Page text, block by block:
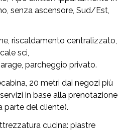
senza ascensore, Sud/Est,
riscaldamento centralizzato,
sci,
parcheggio privato.
20 metri dai negozi più
in base alla prenotazione
parte del cliente).
cucina: piastre